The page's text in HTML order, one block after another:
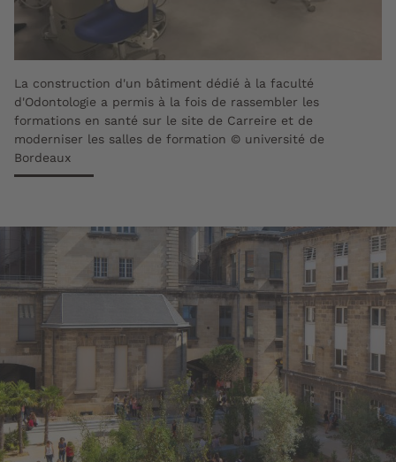
La construction d'un bâtiment dédié à la faculté
d'Odontologie a permis à la fois de rassembler les
formations en santé sur le site de Carreire et de
moderniser les salles de formation © université de
Bordeaux